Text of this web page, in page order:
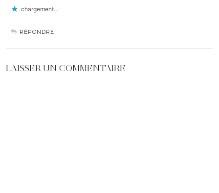
chargement…
RÉPONDRE
LAISSER UN COMMENTAIRE